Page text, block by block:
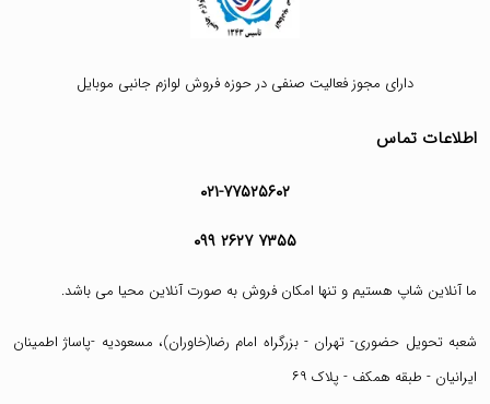
دارای مجوز فعالیت صنفی در حوزه فروش لوازم جانبی موبایل
اطلاعات تماس
۰۲۱-۷۷۵۲۵۶۰۲
۰۹۹ ۲۶۲۷ ۷۳۵۵
ما آنلاین شاپ هستیم و تنها امکان فروش به صورت آنلاین محیا می باشد.
شعبه تحویل حضوری- تهران - بزرگراه امام رضا(خاوران)، مسعودیه -پاساژ اطمینان
ایرانیان - طبقه همکف - پلاک ۶۹